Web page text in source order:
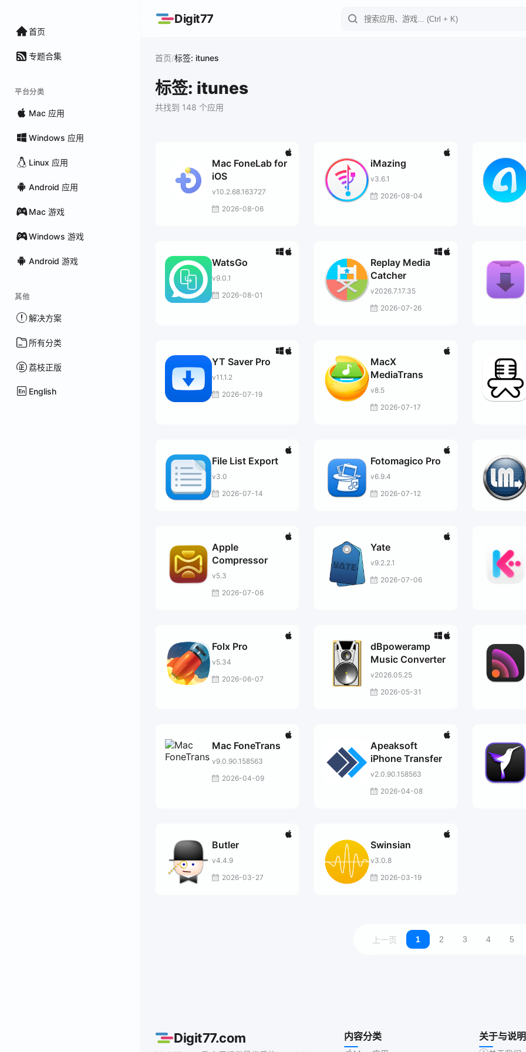
首页
专题合集
平台分类
Mac 应用
Windows 应用
Linux 应用
Android 应用
Mac 游戏
Windows 游戏
Android 游戏
其他
解决方案
所有分类
荔枝正版
English
Digit77
首页/标签: itunes
标签: itunes
共找到 148 个应用
Mac FoneLab for
iOS
v10.2.68.163727
2026-08-06
iMazing
v3.6.1
2026-08-04
WatsGo
v9.0.1
2026-08-01
Replay Media
Catcher
v2026.7.17.35
2026-07-26
YT Saver Pro
v11.1.2
2026-07-19
MacX
MediaTrans
v8.5
2026-07-17
File List Export
v3.0
2026-07-14
Fotomagico Pro
v6.9.4
2026-07-12
Apple
Compressor
v5.3
2026-07-06
Yate
v9.2.2.1
2026-07-06
Folx Pro
v5.34
2026-06-07
dBpoweramp
Music Converter
v2026.05.25
2026-05-31
Mac FoneTrans
v9.0.90.158563
2026-04-09
Apeaksoft
iPhone Transfer
v2.0.90.158563
2026-04-08
Butler
v4.4.9
2026-03-27
Swinsian
v3.0.8
2026-03-19
上一页 1 2 3 4 5
Digit77.com 内容分类 关于与说明